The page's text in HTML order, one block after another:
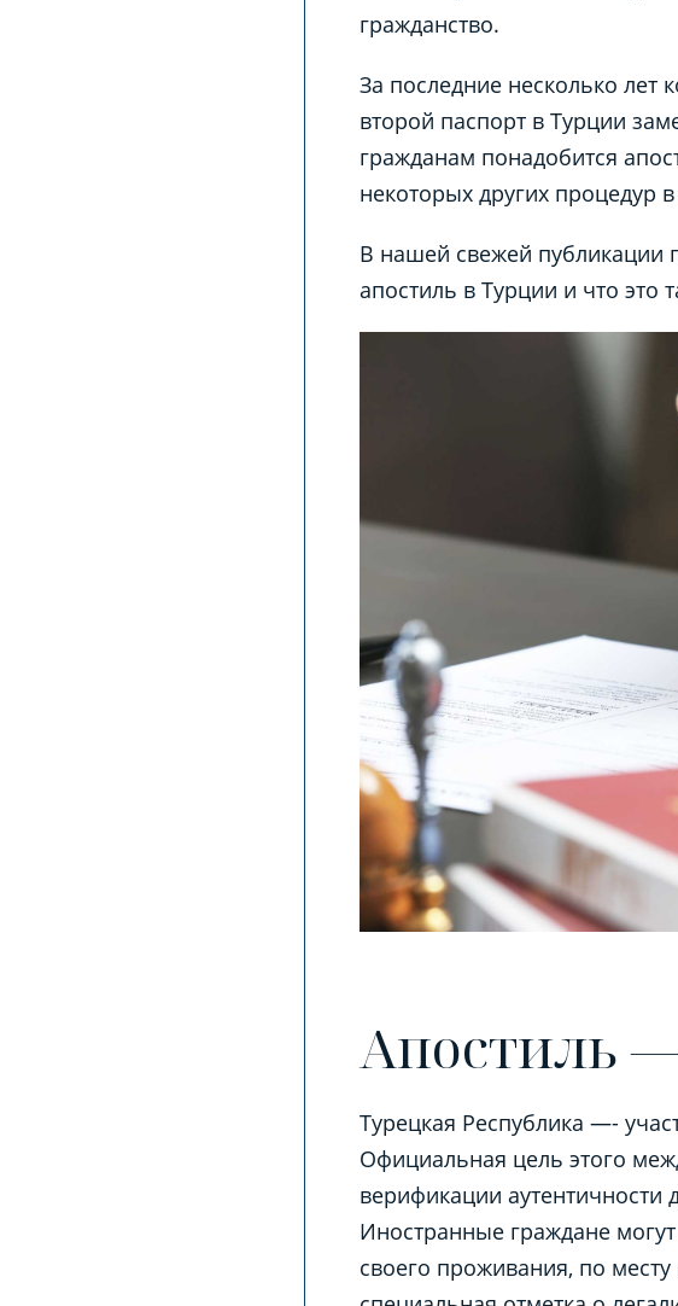
гражданство.
За последние несколько лет
второй паспорт в Турции
гражданам понадобится
некоторых других процедур
В нашей свежей публикации
апостиль в Турции и что это
Апостиль —
Турецкая Республика —-
Официальная цель этого
верификации аутентичности
Иностранные граждане
своего проживания, по